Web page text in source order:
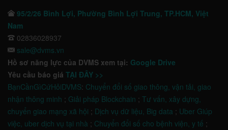
95/2/26 Bình Lợi, Phường Bình Lợi Trung, TP.HCM, Việt
Nam
02836028937
sale@dvms.vn
Hồ sơ năng lực của DVMS xem tại: Google Drive
Yêu cầu báo giá TẠI ĐÂY >>
BạnCầnGìCứHỏiDVMS: Chuyển đổi số giao thông, vận tải, giao
nhận thông minh ; Giải pháp Blockchain ; Tư vấn, xây dựng,
chuyển giao mạng xã hội ; Dịch vụ dữ liệu, Big data ; Uber Giúp
việc, uber dịch vụ tại nhà ; Chuyển đổi số cho bệnh viện, y tế ;